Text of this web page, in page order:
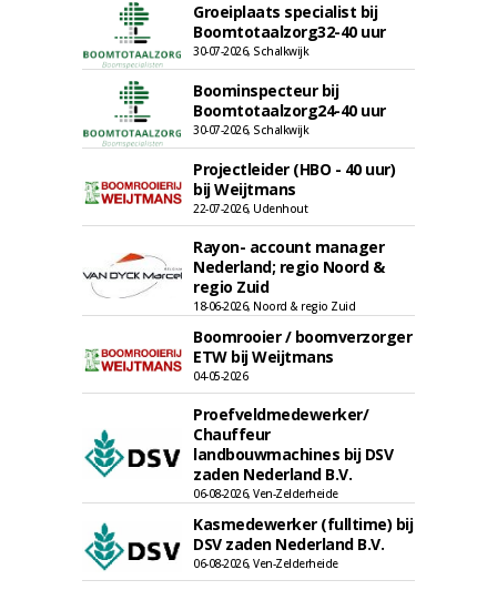
Groeiplaats specialist bij
Boomtotaalzorg32-40 uur
30-07-2026, Schalkwijk
Boominspecteur bij
Boomtotaalzorg24-40 uur
30-07-2026, Schalkwijk
Projectleider (HBO - 40 uur)
bij Weijtmans
22-07-2026, Udenhout
Rayon- account manager
Nederland; regio Noord &
regio Zuid
18-06-2026, Noord & regio Zuid
Boomrooier / boomverzorger
ETW bij Weijtmans
04-05-2026
Proefveldmedewerker/
Chauffeur
landbouwmachines bij DSV
zaden Nederland B.V.
06-08-2026, Ven-Zelderheide
Kasmedewerker (fulltime) bij
DSV zaden Nederland B.V.
06-08-2026, Ven-Zelderheide